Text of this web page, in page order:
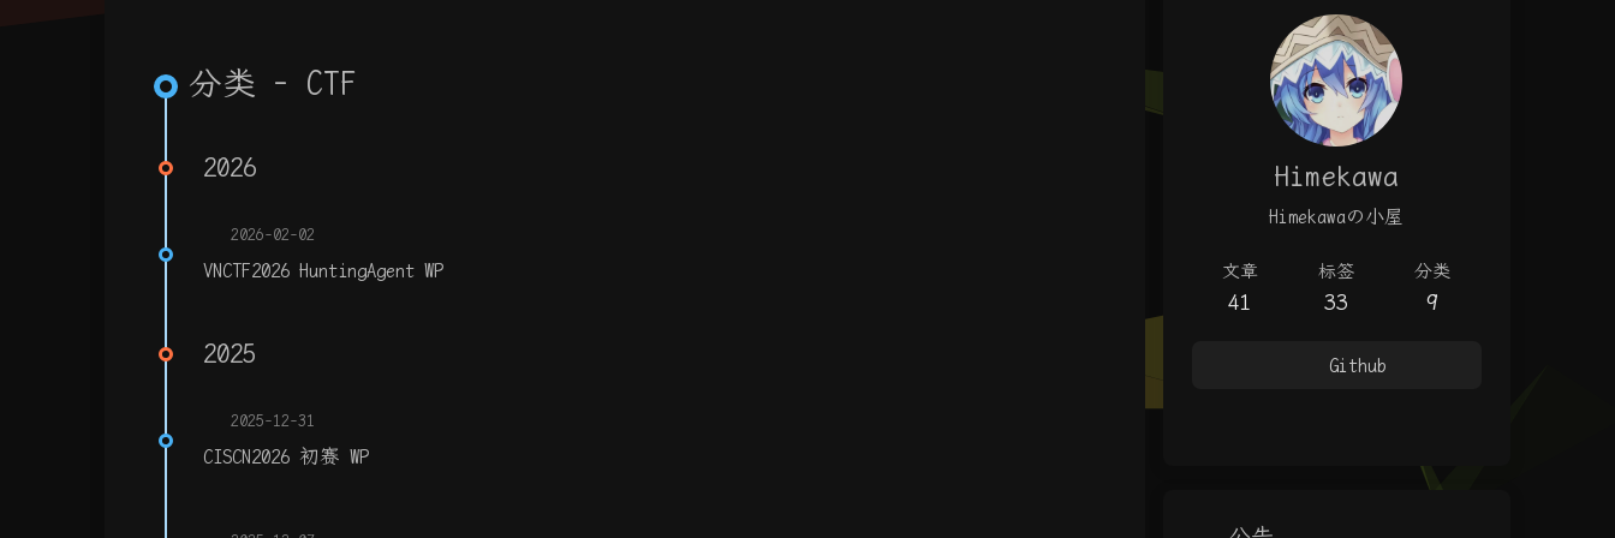
分类 - CTF
2026
2026-02-02
VNCTF2026 HuntingAgent WP
2025
2025-12-31
CISCN2026 初赛 WP
Himekawa
Himekawaの小屋
文章
41
标签
33
分类
9
Github